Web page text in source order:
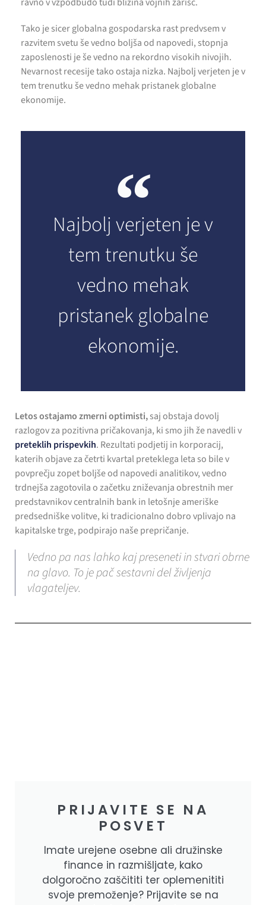
Tako je sicer globalna gospodarska rast predvsem v
razvitem svetu še vedno boljša od napovedi, stopnja
zaposlenosti je še vedno na rekordno visokih nivojih.
Nevarnost recesije tako ostaja nizka. Najbolj verjeten je v
tem trenutku še vedno mehak pristanek globalne
ekonomije.
Najbolj verjeten je v
tem trenutku še
vedno mehak
pristanek globalne
ekonomije.
Letos ostajamo zmerni optimisti,saj obstaja dovolj
razlogov za pozitivna pričakovanja, ki smo jih že navedli v
preteklih prispevkih. Rezultati podjetij in korporacij,
katerih objave za četrti kvartal preteklega leta so bile v
povprečju zopet boljše od napovedi analitikov, vedno
trdnejša zagotovila o začetku zniževanja obrestnih mer
predstavnikov centralnih bank in letošnje ameriške
predsedniške volitve, ki tradicionalno dobro vplivajo na
kapitalske trge, podpirajo naše prepričanje.
Vedno pa nas lahko kaj preseneti in stvari obrne
na glavo. To je pač sestavni del življenja
vlagateljev.
PRIJAVITE SE NA
POSVET
Imate urejene osebne ali družinske
finance in razmišljate, kako
dolgoročno zaščititi ter oplemenititi
svoje premoženje? Prijavite se na